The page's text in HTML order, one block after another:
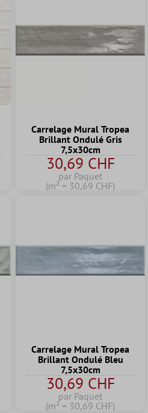
Carrelage Mural Tropea
Brillant Ondulé Gris
7,5x30cm
30,69 CHF
par Paquet
(m² = 30,69 CHF)
Carrelage Mural Tropea
Brillant Ondulé Bleu
7,5x30cm
30,69 CHF
par Paquet
(m² = 30,69 CHF)